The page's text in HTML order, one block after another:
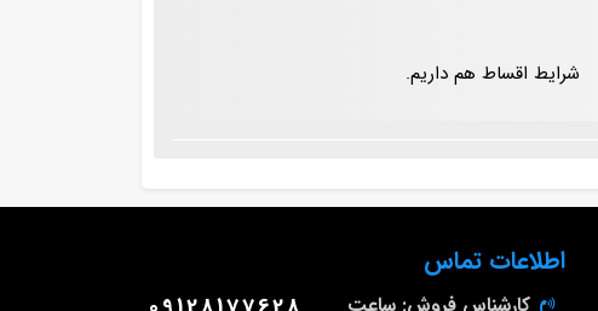
شرایط اقساط هم داریم.
اطلاعات تماس